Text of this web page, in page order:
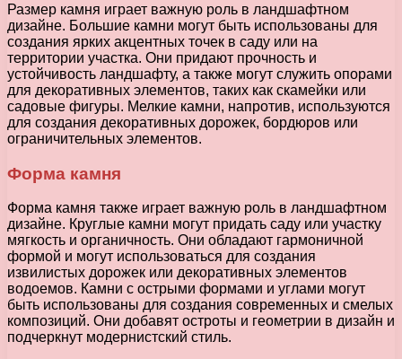
Размер камня играет важную роль в ландшафтном
дизайне. Большие камни могут быть использованы для
создания ярких акцентных точек в саду или на
территории участка. Они придают прочность и
устойчивость ландшафту, а также могут служить опорами
для декоративных элементов, таких как скамейки или
садовые фигуры. Мелкие камни, напротив, используются
для создания декоративных дорожек, бордюров или
ограничительных элементов.
Форма камня
Форма камня также играет важную роль в ландшафтном
дизайне. Круглые камни могут придать саду или участку
мягкость и органичность. Они обладают гармоничной
формой и могут использоваться для создания
извилистых дорожек или декоративных элементов
водоемов. Камни с острыми формами и углами могут
быть использованы для создания современных и смелых
композиций. Они добавят остроты и геометрии в дизайн и
подчеркнут модернистский стиль.